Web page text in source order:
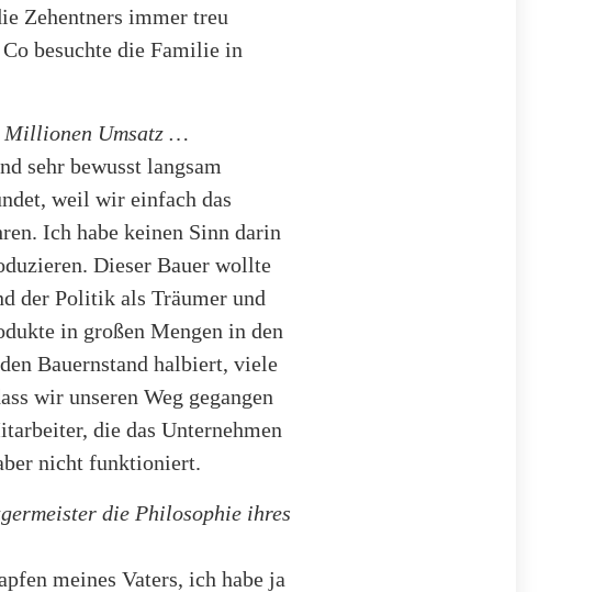
Zehentners immer treu
besuchte die Familie in
Millionen Umsatz …
sehr bewusst langsam
weil wir einfach das
Ich habe keinen Sinn darin
Dieser Bauer wollte
der Politik als Träumer und
in großen Mengen in den
Bauernstand halbiert, viele
wir unseren Weg gegangen
die das Unternehmen
nicht funktioniert.
die Philosophie ihres
meines Vaters, ich habe ja